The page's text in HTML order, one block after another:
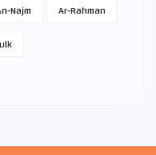
Najm
Ar-Rahman